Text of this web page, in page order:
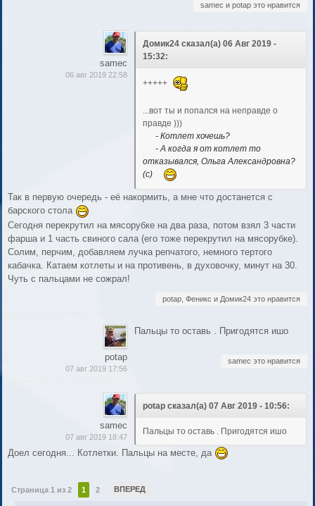
samec и potap это нравится
samec
06 авг 2019 22:58
Домик24 сказал(а) 06 Авг 2019 -
15:32:
+++++
...вот ты и попался на неправде о
правде )))
- Котлет хочешь?
- А когда я от котлет то
отказывался, Ольга Александровна?
(с)
Так в первую очередь - её накормить, а мне что достанется с
барского стола
Сегодня перекрутил на мясорубке на два раза, потом взял 3 части
фарша и 1 часть свиного сала (его тоже перекрутил на мясорубке).
Солим, перчим, добавляем лучка репчатого, немного тертого
кабачка. Катаем котлеты и на противень, в духовочку, минут на 30.
Чуть с пальцами не сожрал!
potap, Феникс и Домик24 это нравится
potap
07 авг 2019 17:56
Пальцы то оставь . Пригодятся ишо
samec это нравится
samec
07 авг 2019 18:47
potap сказал(а) 07 Авг 2019 - 10:56:
Пальцы то оставь . Пригодятся ишо
Доел сегодня... Котлетки. Пальцы на месте, да
Страница 1 из 2 1 2 ВПЕРЕД